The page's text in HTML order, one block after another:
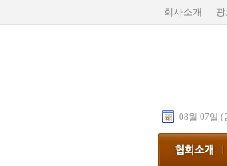
회사소개
08월 07일 (